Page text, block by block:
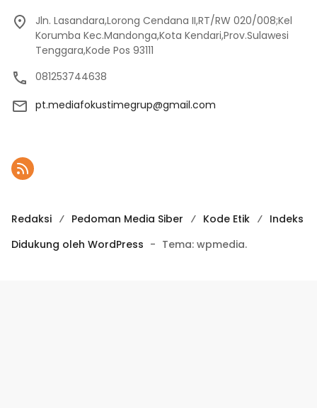
Jln. Lasandara,Lorong Cendana II,RT/RW 020/008;Kel
Korumba Kec.Mandonga,Kota Kendari,Prov.Sulawesi
Tenggara,Kode Pos 93111
081253744638
pt.mediafokustimegrup@gmail.com
Redaksi Pedoman Media Siber Kode Etik
Indeks
Didukung oleh WordPress - Tema: wpmedia.